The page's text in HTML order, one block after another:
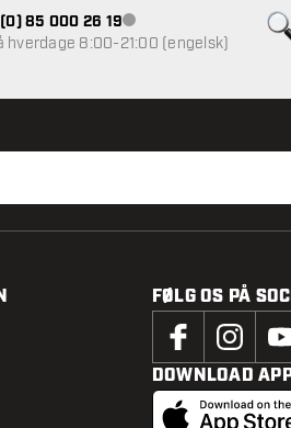
85 000 26 19Kundeservice ikke
hverdage 8:00-21:00 (engelsk)
FØLG OS PÅ
DOWNLOAD